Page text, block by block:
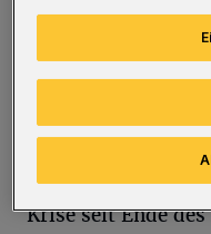
verbesserten
Infektionen
„Wuppertal
Lockdown. Wir
Krise seit Ende